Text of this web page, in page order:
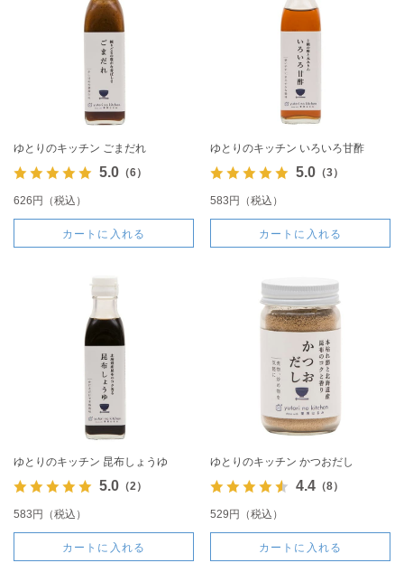
ゆとりのキッチン ごまだれ
5.0（6）
626円（税込）
カートに入れる
ゆとりのキッチン いろいろ甘酢
5.0（3）
583円（税込）
カートに入れる
ゆとりのキッチン 昆布しょうゆ
5.0（2）
583円（税込）
カートに入れる
ゆとりのキッチン かつおだし
4.4（8）
529円（税込）
カートに入れる